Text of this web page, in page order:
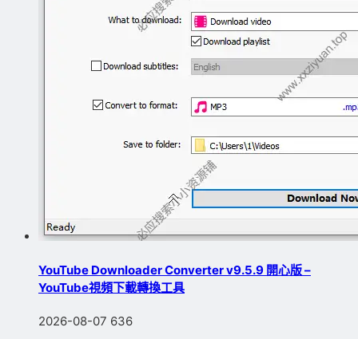
YouTube Downloader Converter v9.5.9 開心版 –
YouTube視頻下載轉換工具
2026-08-07 636